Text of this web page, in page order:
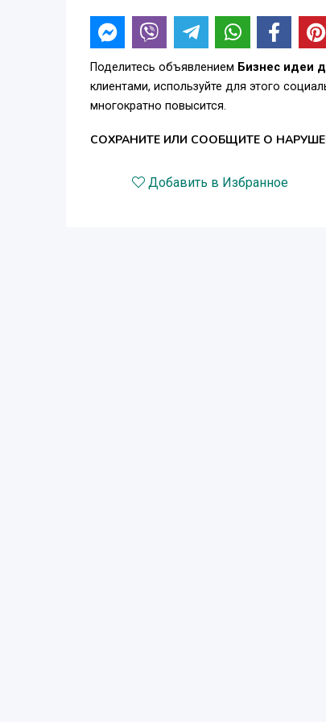
Поделитесь объявлением Бизнес идеи
клиентами, используйте для этого
многократно повысится.
СОХРАНИТЕ ИЛИ СООБЩИТЕ О
Добавить в Избранное